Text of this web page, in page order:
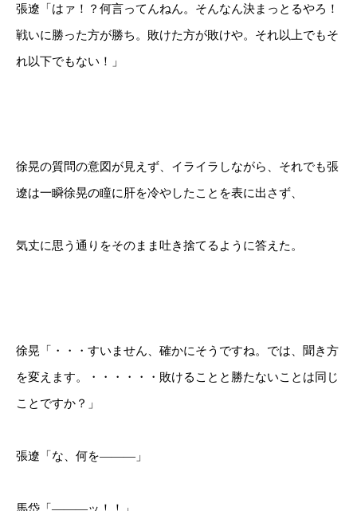
張遼「はァ！？何言ってんねん。そんなん決まっとるやろ！
戦いに勝った方が勝ち。敗けた方が敗けや。それ以上でもそ
れ以下でもない！」
徐晃の質問の意図が見えず、イライラしながら、それでも張
遼は一瞬徐晃の瞳に肝を冷やしたことを表に出さず、
気丈に思う通りをそのまま吐き捨てるように答えた。
徐晃「・・・すいません、確かにそうですね。では、聞き方
を変えます。・・・・・・敗けることと勝たないことは同じ
ことですか？」
張遼「な、何を―――」